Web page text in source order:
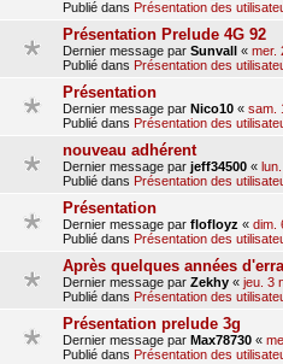
Publié dans Présentation des
Présentation Prelude 4G 92
Dernier message par Sunvall « mer.
Publié dans Présentation des
Présentation
Dernier message par Nico10 « sam.
Publié dans Présentation des
nouveau adhérent
Dernier message par jeff34500 «
Publié dans Présentation des
Présentation
Dernier message par flofloyz « dim.
Publié dans Présentation des
Après quelques années
Dernier message par Zekhy « jeu. 3
Publié dans Présentation des
Présentation prelude 3g
Dernier message par Max78730 «
Publié dans Présentation des